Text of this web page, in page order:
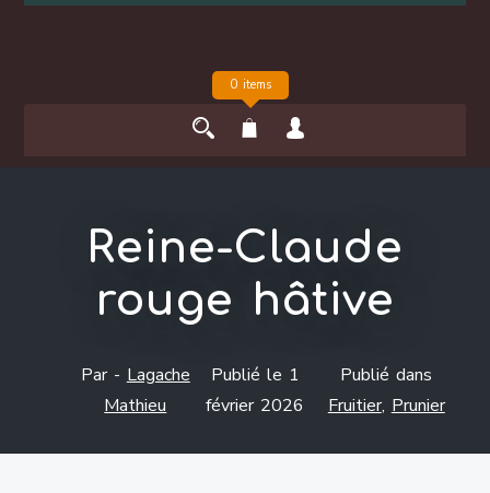
0 items
Reine-Claude
rouge hâtive
Par - Lagache
Mathieu
Publié le 1
février 2026
Publié dans
Fruitier, Prunier